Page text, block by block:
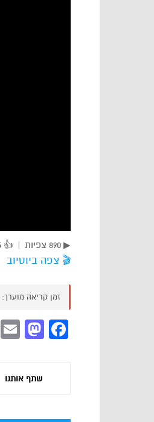
▶ 890 צפיות |
👍 35
🎬 צפה ביוטיוב
זמן קריאה מוערך:
שתף אותנו